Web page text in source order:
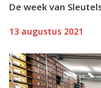
De week van
13 augustus 2021